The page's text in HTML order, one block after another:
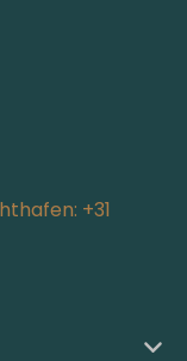
+31